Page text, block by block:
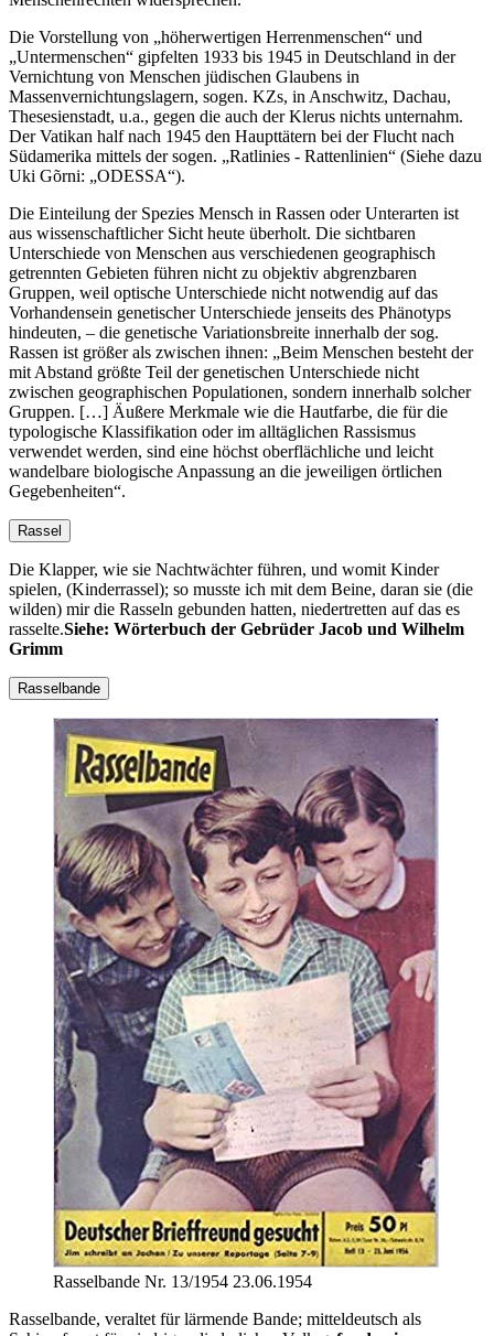
Die Vorstellung von
höherwertigen Herrenmenschen
und
Untermenschen
gipfelten 1933 bis 1945 in Deutschland in der
Vernichtung von Menschen jüdischen Glaubens in
Massenvernichtungslagern, sogen. KZs, in Anschwitz, Dachau,
Thesesienstadt, u.a., gegen die auch der Klerus nichts unternahm.
Der Vatikan half nach 1945 den Haupttätern bei der Flucht nach
Südamerika mittels der sogen.
Ratlinies - Rattenlinien
(Siehe dazu
Uki Gõrni:
ODESSA ).
Die Einteilung der Spezies Mensch in Rassen oder Unterarten ist
aus wissenschaftlicher Sicht heute überholt. Die sichtbaren
Unterschiede von Menschen aus verschiedenen geographisch
getrennten Gebieten führen nicht zu objektiv abgrenzbaren
Gruppen, weil optische Unterschiede nicht notwendig auf das
Vorhandensein genetischer Unterschiede jenseits des Phänotyps
hindeuten, – die genetische Variationsbreite innerhalb der sog.
Rassen ist größer als zwischen ihnen:
Beim Menschen besteht der
mit Abstand größte Teil der genetischen Unterschiede nicht
zwischen geographischen Populationen, sondern innerhalb solcher
Gruppen. […] Äußere Merkmale wie die Hautfarbe, die für die
typologische Klassifikation oder im alltäglichen Rassismus
verwendet werden, sind eine höchst oberflächliche und leicht
wandelbare biologische Anpassung an die jeweiligen örtlichen
Gegebenheiten .
Rassel
Die Klapper, wie sie Nachtwächter führen, und womit Kinder
spielen, (Kinderrassel); so musste ich mit dem Beine, daran sie (die
wilden) mir die Rasseln gebunden hatten, niedertretten auf das es
rasselte.Siehe: Wörterbuch der Gebrüder Jacob und Wilhelm
Grimm
Rasselbande
Rasselbande Nr. 13/1954 23.06.1954
Rasselbande, veraltet für lärmende Bande; mitteldeutsch als